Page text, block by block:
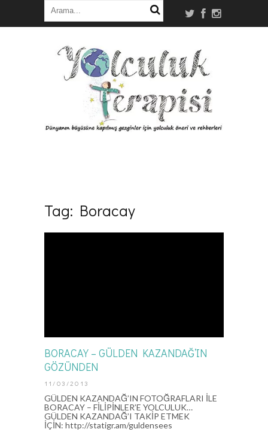
Tag: Boracay
BORACAY – GÜLDEN KAZANDAĞ’IN
GÖZÜNDEN
11/03/2013
GÜLDEN KAZANDAĞ’IN FOTOĞRAFLARI İLE
BORACAY – FİLİPİNLER’E YOLCULUK…
GÜLDEN KAZANDAĞ’I TAKİP ETMEK
İÇİN: http://statigr.am/guldensees